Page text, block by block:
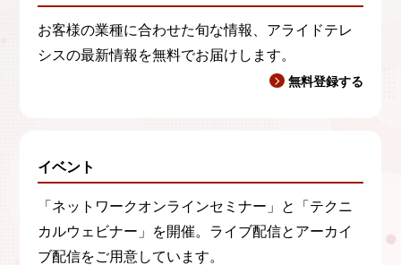
お客様の業種に合わせた旬な情報、アライドテレ
シスの最新情報を無料でお届けします。
無料登録する
イベント
「ネットワークオンラインセミナー」と「テクニ
カルウェビナー」を開催。ライブ配信とアーカイ
ブ配信をご用意しています。